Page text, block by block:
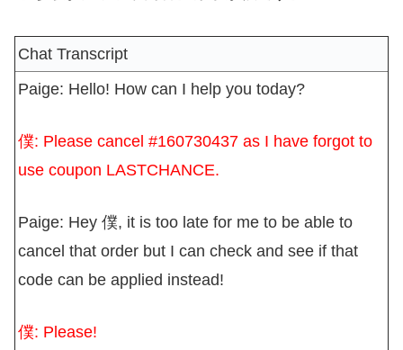
Chat Transcript
Paige: Hello! How can I help you today?
僕: Please cancel #160730437 as I have forgot to
use coupon LASTCHANCE.
Paige: Hey 僕, it is too late for me to be able to
cancel that order but I can check and see if that
code can be applied instead!
僕: Please!